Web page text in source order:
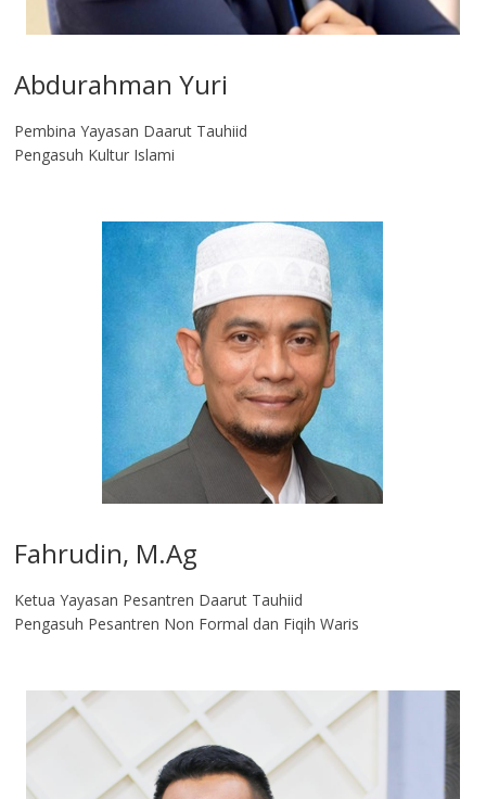
Abdurahman Yuri
Pembina Yayasan Daarut Tauhiid
Pengasuh Kultur Islami
Fahrudin, M.Ag​
Ketua Yayasan Pesantren Daarut Tauhiid
Pengasuh Pesantren Non Formal dan Fiqih Waris